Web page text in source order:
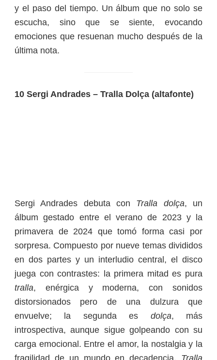
y el paso del tiempo. Un álbum que no solo se
escucha, sino que se siente, evocando
emociones que resuenan mucho después de la
última nota.
10 Sergi Andrades – Tralla Dolça (altafonte)
Sergi Andrades debuta con Tralla dolça, un
álbum gestado entre el verano de 2023 y la
primavera de 2024 que tomó forma casi por
sorpresa. Compuesto por nueve temas divididos
en dos partes y un interludio central, el disco
juega con contrastes: la primera mitad es pura
tralla, enérgica y moderna, con sonidos
distorsionados pero de una dulzura que
envuelve; la segunda es dolça, más
introspectiva, aunque sigue golpeando con su
carga emocional. Entre el amor, la nostalgia y la